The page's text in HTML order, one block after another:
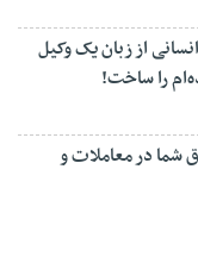
از زبان یک وکیل
را ساخت!
در معاملات و